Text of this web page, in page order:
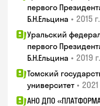
первого
Б.Н.Ельцина • 2015 г.
Уральский
первого
Б.Н.Ельцина • 2019 г.
Томский
университет • 2021
АНО ДПО